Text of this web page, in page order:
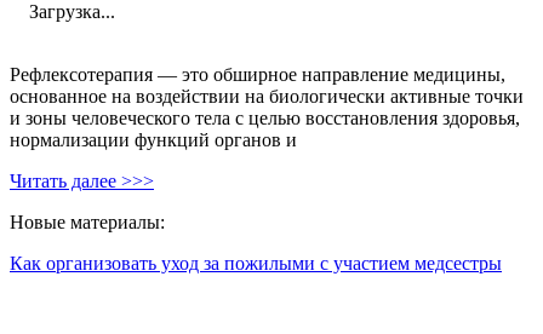
Загрузка...
Рефлексотерапия — это обширное направление медицины,
основанное на воздействии на биологически активные точки
и зоны человеческого тела с целью восстановления здоровья,
нормализации функций органов и
Читать далее >>>
Новые материалы:
Как организовать уход за пожилыми с участием медсестры